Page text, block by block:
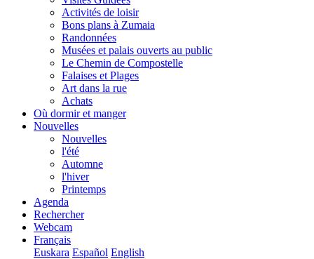
Activités de loisir
Bons plans à Zumaia
Randonnées
Musées et palais ouverts au public
Le Chemin de Compostelle
Falaises et Plages
Art dans la rue
Achats
Où dormir et manger
Nouvelles
Nouvelles
l'été
Automne
l'hiver
Printemps
Agenda
Rechercher
Webcam
Français
Euskara Español English